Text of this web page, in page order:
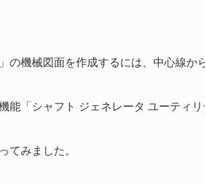
の機械図面を作成するには、中心線か
能「シャフト ジェネレータ ユーティ
てみました。